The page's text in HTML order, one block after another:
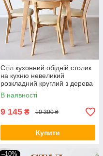
Стіл кухонний обідній столик
на кухню невеликий
розкладний круглий з дерева
кухонні столи Женова
Д90(130)
В наявності
9 145 ₴ 10 300 ₴
Купити
–10%